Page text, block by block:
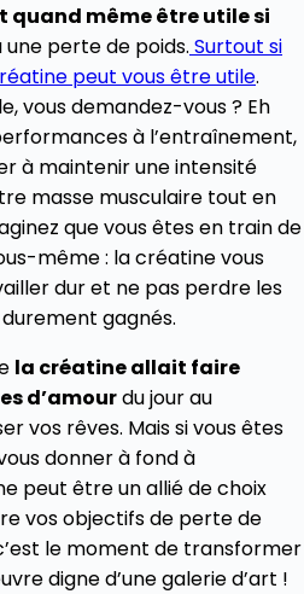
quand même être utile si
une perte de poids. Surtout si
peut vous être utile.
vous demandez-vous ? Eh
à l’entraînement,
à maintenir une intensité
masse musculaire tout en
que vous êtes en train de
même : la créatine vous
dur et ne pas perdre les
gagnés.
la créatine allait faire
d’amourdu jour au
vos rêves. Mais si vous êtes
donner à fond à
peut être un allié de choix
vos objectifs de perte de
le moment de transformer
digne d’une galerie d’art !